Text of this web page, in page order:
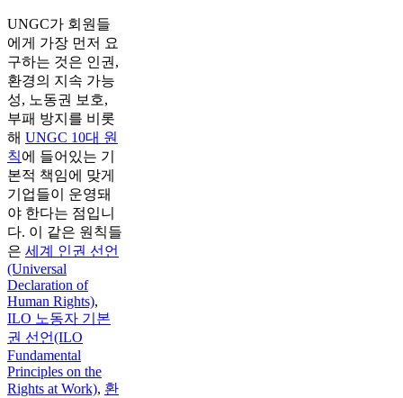
UNGC가 회원들
에게 가장 먼저 요
구하는 것은 인권,
환경의 지속 가능
성, 노동권 보호,
부패 방지를 비롯
해 UNGC 10대 원
칙에 들어있는 기
본적 책임에 맞게
기업들이 운영돼
야 한다는 점입니
다. 이 같은 원칙들
은 세계 인권 선언
(Universal
Declaration of
Human Rights),
ILO 노동자 기본
권 선언(ILO
Fundamental
Principles on the
Rights at Work), 환